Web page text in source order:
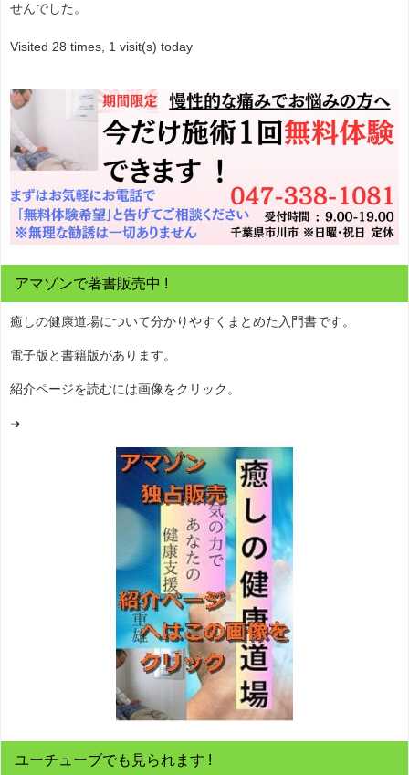
せんでした。
Visited 28 times, 1 visit(s) today
アマゾンで著書販売中 !
癒しの健康道場について分かりやすくまとめた入門書です。
電子版と書籍版があります。
紹介ページを読むには画像をクリック。
➔
ユーチューブでも見られます !